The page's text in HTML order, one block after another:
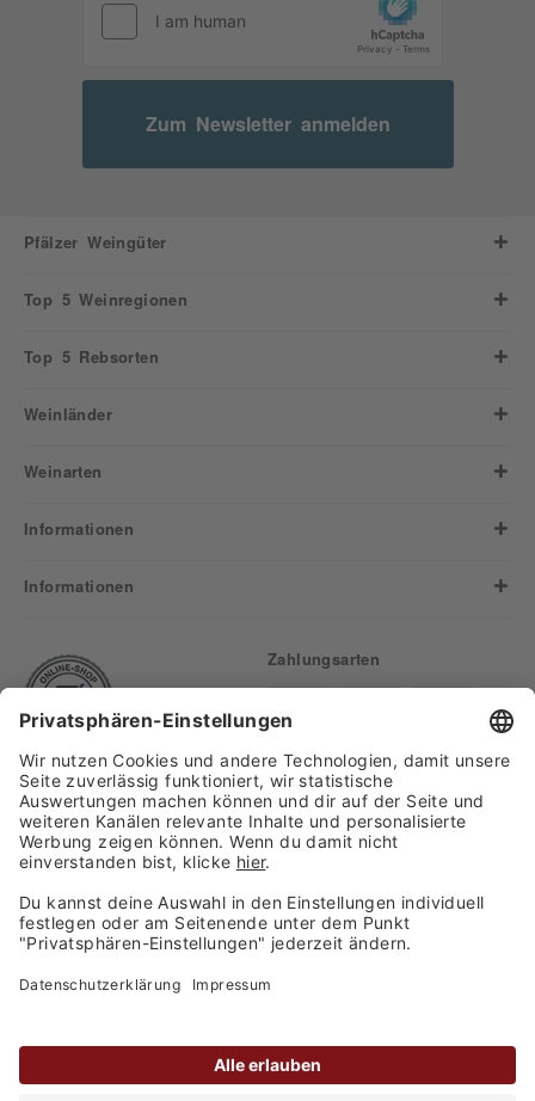
Zum Newsletter anmelden
Pfälzer Weingüter
Top 5 Weinregionen
Top 5 Rebsorten
Weinländer
Weinarten
Informationen
Informationen
Versand
Zahlungsarten
Finden Sie uns auf:
Großhandel GmbH